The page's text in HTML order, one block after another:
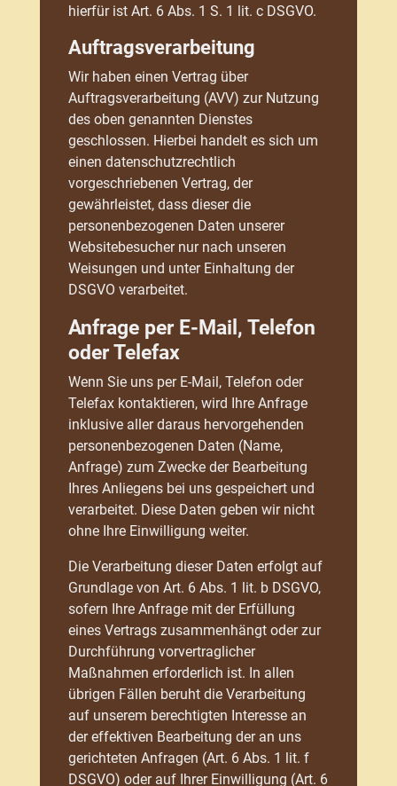
hierfür ist Art. 6 Abs. 1 S. 1 lit. c DSGVO.
Auftragsverarbeitung
Wir haben einen Vertrag über
Auftragsverarbeitung (AVV) zur Nutzung
des oben genannten Dienstes
geschlossen. Hierbei handelt es sich um
einen datenschutzrechtlich
vorgeschriebenen Vertrag, der
gewährleistet, dass dieser die
personenbezogenen Daten unserer
Websitebesucher nur nach unseren
Weisungen und unter Einhaltung der
DSGVO verarbeitet.
Anfrage per E-Mail, Telefon
oder Telefax
Wenn Sie uns per E-Mail, Telefon oder
Telefax kontaktieren, wird Ihre Anfrage
inklusive aller daraus hervorgehenden
personenbezogenen Daten (Name,
Anfrage) zum Zwecke der Bearbeitung
Ihres Anliegens bei uns gespeichert und
verarbeitet. Diese Daten geben wir nicht
ohne Ihre Einwilligung weiter.
Die Verarbeitung dieser Daten erfolgt auf
Grundlage von Art. 6 Abs. 1 lit. b DSGVO,
sofern Ihre Anfrage mit der Erfüllung
eines Vertrags zusammenhängt oder zur
Durchführung vorvertraglicher
Maßnahmen erforderlich ist. In allen
übrigen Fällen beruht die Verarbeitung
auf unserem berechtigten Interesse an
der effektiven Bearbeitung der an uns
gerichteten Anfragen (Art. 6 Abs. 1 lit. f
DSGVO) oder auf Ihrer Einwilligung (Art. 6